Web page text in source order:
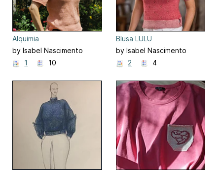
Alquimia
by Isabel Nascimento
1
10
Blusa LULU
by Isabel Nascimento
2
4